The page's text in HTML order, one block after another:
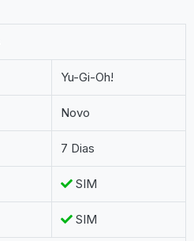
Yu-Gi-Oh!
Novo
7 Dias
SIM
SIM